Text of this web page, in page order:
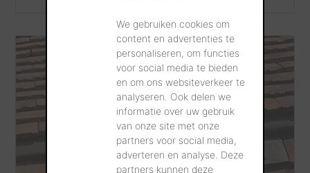
We gebruiken cookies om
content en advertenties te
personaliseren, om functies
voor social media te bieden
en om ons websiteverkeer te
analyseren. Ook delen we
informatie over uw gebruik
van onze site met onze
partners voor social media,
adverteren en analyse. Deze
partners kunnen deze